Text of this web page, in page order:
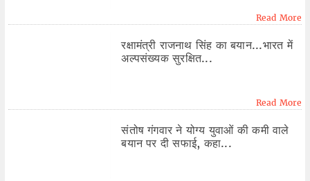
Read More
रक्षामंत्री राजनाथ सिंह का बयान...भारत में
अल्पसंख्यक सुरक्षित...
Read More
संतोष गंगवार ने योग्‍य युवाओं की कमी वाले
बयान पर दी सफाई, कहा...